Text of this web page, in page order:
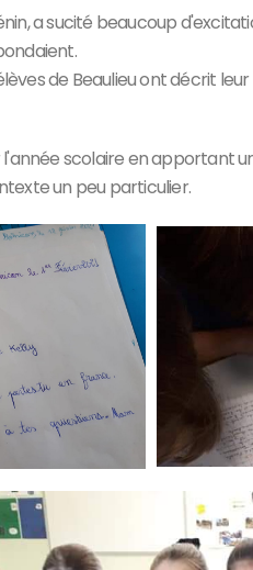
a sucité beaucoup
de Beaulieu ont décrit
scolaire en apportant
un peu particulier.